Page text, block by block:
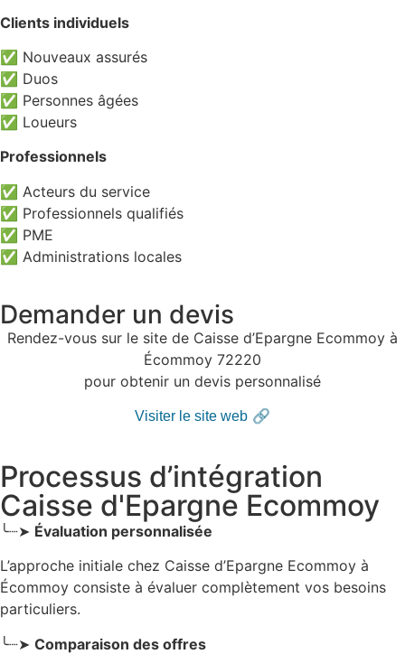
Clients individuels
✅ Nouveaux assurés
✅ Duos
✅ Personnes âgées
✅ Loueurs
Professionnels
✅ Acteurs du service
✅ Professionnels qualifiés
✅ PME
✅ Administrations locales
Demander un devis
Rendez-vous sur le site de Caisse d’Epargne Ecommoy à
Écommoy 72220
pour obtenir un devis personnalisé
Visiter le site web 🔗
Processus d’intégration
Caisse d'Epargne Ecommoy
╰┈➤ Évaluation personnalisée
L’approche initiale chez Caisse d’Epargne Ecommoy à
Écommoy consiste à évaluer complètement vos besoins
particuliers.
╰┈➤ Comparaison des offres